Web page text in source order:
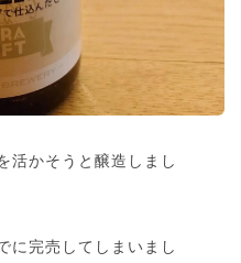
活かそうと醸造しまし
に完売してしまいまし